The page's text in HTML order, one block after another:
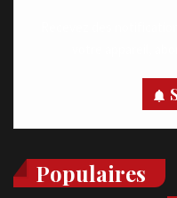
Populaires